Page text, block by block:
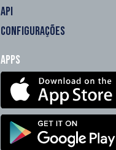
API
CONFIGURAÇÕES
Apps